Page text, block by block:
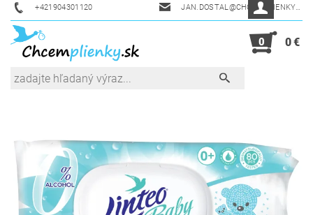
+421904301120 JAN.DOSTAL@CHCEMPLIENKY.SK
0 0 €